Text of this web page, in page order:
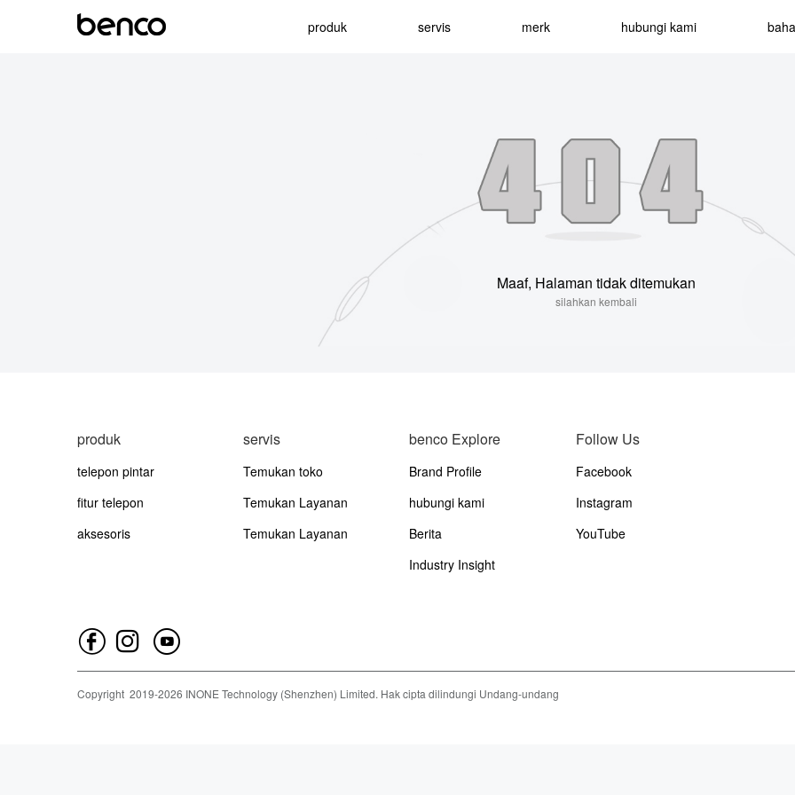
produk servis merk hubungi kami
Maaf, Halaman tidak ditemukan
silahkan kembali
produk
telepon pintar
fitur telepon
aksesoris
servis
Temukan toko
Temukan Layanan
Temukan Layanan
benco Explore
Brand Profile
hubungi kami
Berita
Industry Insight
Follow Us
Facebook
Instagram
YouTube
Copyright 2019-2026 INONE Technology (Shenzhen) Limited. Hak cipta dilindungi Undang-undang